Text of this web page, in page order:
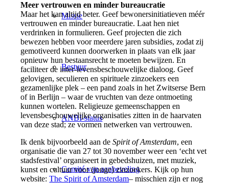
Missie
Bestuur
ANBI-status
Comité van aanbeveling
Meer vertrouwen en minder bureaucratie
Maar het kan altijd beter. Geef bewonersinitiatieven méér
vertrouwen en minder bureaucratie. Laat hen niet
verdrinken in formulieren. Geef projecten die zich
bewezen hebben voor meerdere jaren subsidies, zodat zij
gemotiveerd kunnen doorwerken in plaats van elk jaar
opnieuw hun bestaansrecht te moeten bewijzen. En
faciliteer de inter-levensbeschouwelijke dialoog. Geef
gelovigen, seculieren en spirituele zinzoekers een
gezamenlijke plek – een pand zoals in het Zwitserse Bern
of in Berlijn – waar de vruchten van deze ontmoeting
kunnen wortelen. Religieuze gemeenschappen en
levensbeschouwelijke organisaties zitten in de haarvaten
van deze stad; ze vormen netwerken van vertrouwen.
Ik denk bijvoorbeeld aan deSpirit of Amsterdam, een
organisatie die van 27 tot 30 november weer een ‘echt vet
stadsfestival’ organiseert in gebedshuizen, met muziek,
kunst en cultuur voor (jonge) zinzoekers. Kijk op hun
website:The Spirit of Amsterdam– misschien zijn er nog